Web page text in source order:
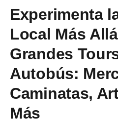
Experimenta
Local Más
Grandes
Autobús:
Caminatas,
Más